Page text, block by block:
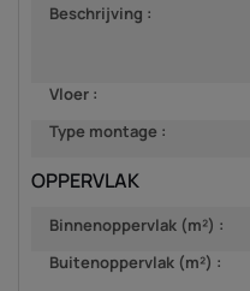
Beschrijving :
Vloer :
Type montage :
OPPERVLAK
Binnenoppervlak (m²) :
Buitenoppervlak (m²) :